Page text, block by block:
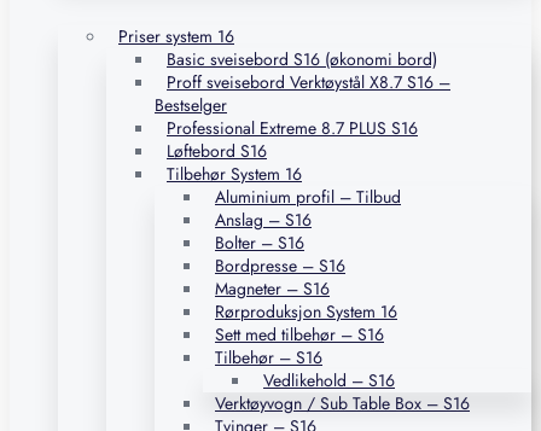
Priser system 16
Basic sveisebord S16 (økonomi bord)
Proff sveisebord Verktøystål X8.7 S16 –
Bestselger
Professional Extreme 8.7 PLUS S16
Løftebord S16
Tilbehør System 16
Aluminium profil – Tilbud
Anslag – S16
Bolter – S16
Bordpresse – S16
Magneter – S16
Rørproduksjon System 16
Sett med tilbehør – S16
Tilbehør – S16
Vedlikehold – S16
Verktøyvogn / Sub Table Box – S16
Tvinger – S16